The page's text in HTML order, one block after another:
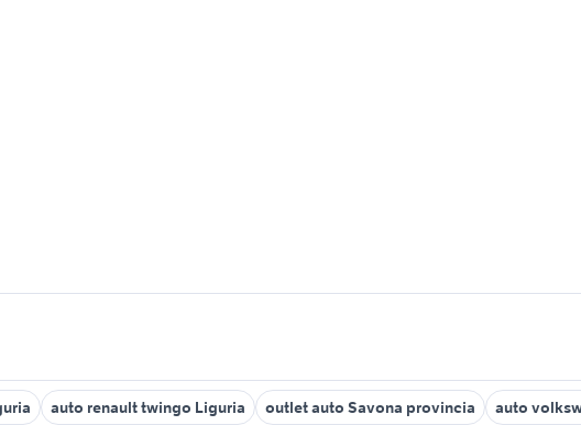
auto renault twingo Liguria outlet auto Savona provincia auto